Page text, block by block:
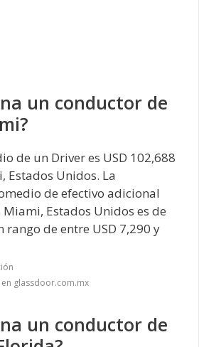
un conductor de
de un Driver es USD 102,688
Estados Unidos. La
de efectivo adicional
Estados Unidos es de
rango de entre USD 7,290 y
glassdoor.com.mx
un conductor de